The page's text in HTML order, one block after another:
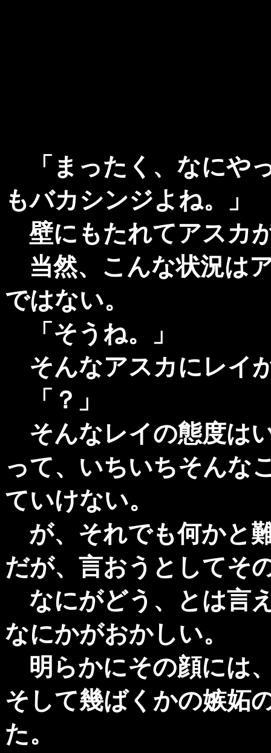
「まったく、なにや
もバカシンジよね。」
壁にもたれてアスカ
当然、こんな状況は
ではない。
「そうね。」
そんなアスカにレイ
「？」
そんなレイの態度は
って、いちいちそんな
ていけない。
が、それでも何かと
だが、言おうとしてそ
なにがどう、とは言
なにかがおかしい。
明らかにその顔には
そして幾ばくかの嫉妬
た。